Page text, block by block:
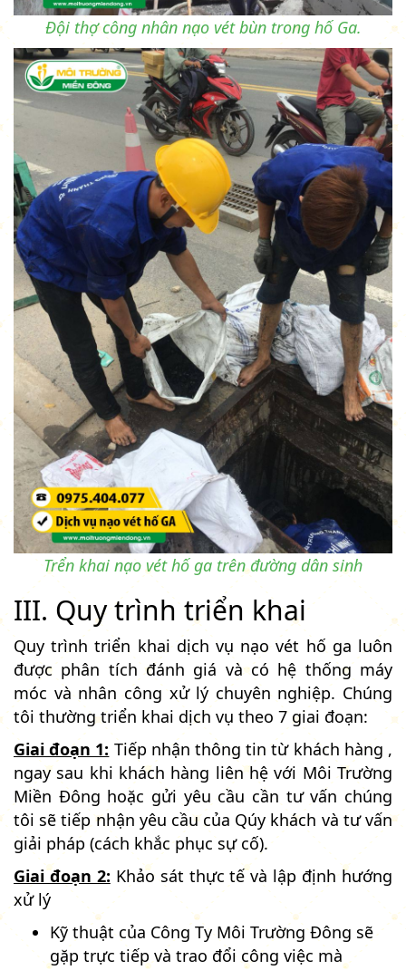
Đội thợ công nhân nạo vét bùn trong hố Ga.
Trển khai nạo vét hố ga trên đường dân sinh
III. Quy trình triển khai
Quy trình triển khai dịch vụ nạo vét hố ga luôn
được phân tích đánh giá và có hệ thống máy
móc và nhân công xử lý chuyên nghiệp. Chúng
tôi thường triển khai dịch vụ theo 7 giai đoạn:
Giai đoạn 1: Tiếp nhận thông tin từ khách hàng ,
ngay sau khi khách hàng liên hệ với Môi Trường
Miền Đông hoặc gửi yêu cầu cần tư vấn chúng
tôi sẽ tiếp nhận yêu cầu của Qúy khách và tư vấn
giải pháp (cách khắc phục sự cố).
Giai đoạn 2: Khảo sát thực tế và lập định hướng
xử lý
Kỹ thuật của Công Ty Môi Trường Đông sẽ
gặp trực tiếp và trao đổi công việc mà